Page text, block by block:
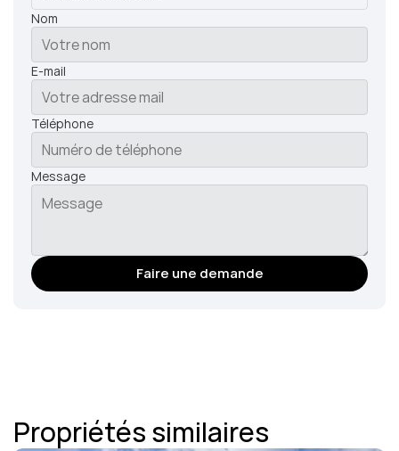
Nom
E-mail
Téléphone
Message
Faire une demande
Propriétés similaires